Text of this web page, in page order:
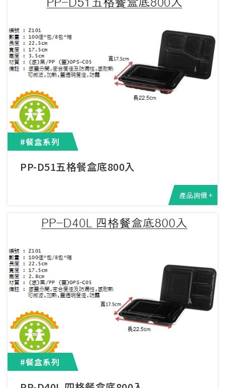
#餐盒系列
PP-D51五格餐盒底800入
產品詢價 +
#餐盒系列